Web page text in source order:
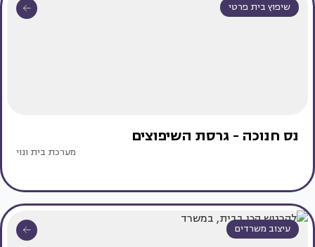
שיפוץ בית פרטי
נס חנוכה - גרסת השיפוצים
מערכת בית ונוי
עיצוב משרדים